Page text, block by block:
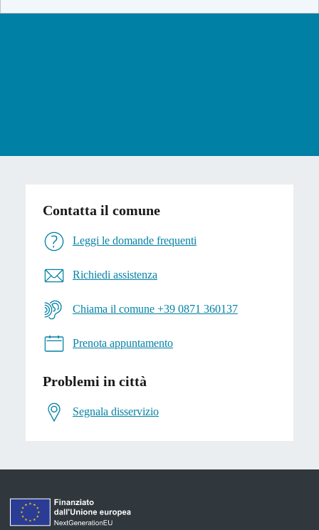
Contatta il comune
Leggi le domande frequenti
Richiedi assistenza
Chiama il comune +39 0871 360137
Prenota appuntamento
Problemi in città
Segnala disservizio